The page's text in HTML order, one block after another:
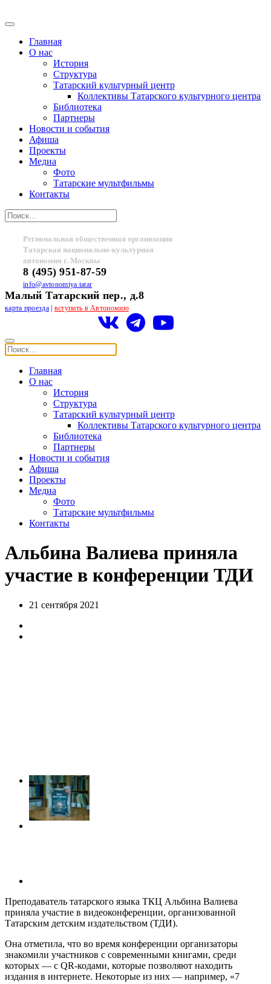
Главная
О нас
История
Структура
Татарский культурный центр
Коллективы Татарского культурного центра
Библиотека
Партнеры
Новости и события
Афиша
Проекты
Медиа
Фото
Татарские мультфильмы
Контакты
Региональная общественная организация
Татарская национально-культурная
автономия г. Москвы
8 (495) 951-87-59
info@avtonomiya.tatar
Малый Татарский пер., д.8
карта проезда| вступить в Автономию
Главная
О нас
История
Структура
Татарский культурный центр
Коллективы Татарского культурного центра
Библиотека
Партнеры
Новости и события
Афиша
Проекты
Медиа
Фото
Татарские мультфильмы
Контакты
Альбина Валиева приняла
участие в конференции ТДИ
21 сентября 2021
Преподаватель татарского языка ТКЦ Альбина Валиева
приняла участие в видеоконференции, организованной
Татарским детским издательством (ТДИ).
Она отметила, что во время конференции организаторы
знакомили участников с современными книгами, среди
которых — с QR-кодами, которые позволяют находить
издания в интернете. Некоторые из них — например, «7